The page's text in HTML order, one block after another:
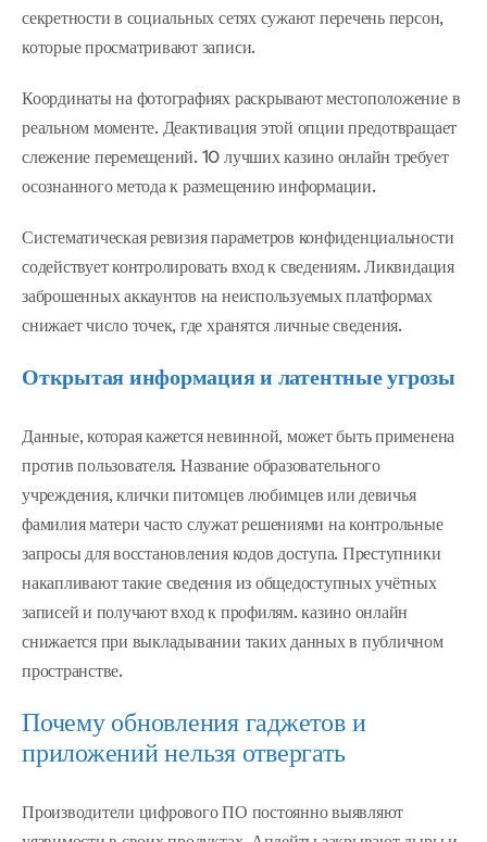
секретности в социальных сетях сужают перечень персон,
которые просматривают записи.
Координаты на фотографиях раскрывают местоположение в
реальном моменте. Деактивация этой опции предотвращает
слежение перемещений. 10 лучших казино онлайн требует
осознанного метода к размещению информации.
Систематическая ревизия параметров конфиденциальности
содействует контролировать вход к сведениям. Ликвидация
заброшенных аккаунтов на неиспользуемых платформах
снижает число точек, где хранятся личные сведения.
Открытая информация и латентные угрозы
Данные, которая кажется невинной, может быть применена
против пользователя. Название образовательного
учреждения, клички питомцев любимцев или девичья
фамилия матери часто служат решениями на контрольные
запросы для восстановления кодов доступа. Преступники
накапливают такие сведения из общедоступных учётных
записей и получают вход к профилям. казино онлайн
снижается при выкладывании таких данных в публичном
пространстве.
Почему обновления гаджетов и
приложений нельзя отвергать
Производители цифрового ПО постоянно выявляют